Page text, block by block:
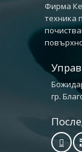
Фирма
техника
гр.